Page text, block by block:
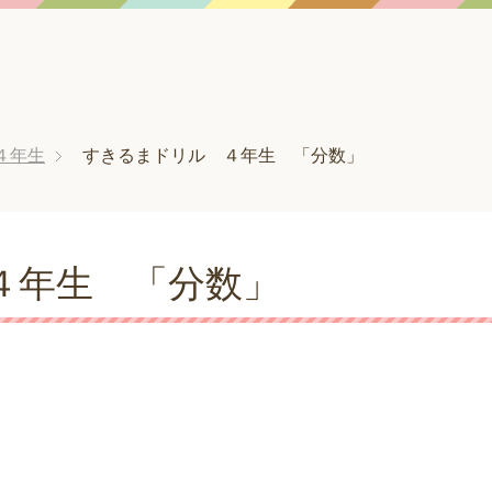
年生 すきるまドリル ４年生 「分数」
生 「分数」